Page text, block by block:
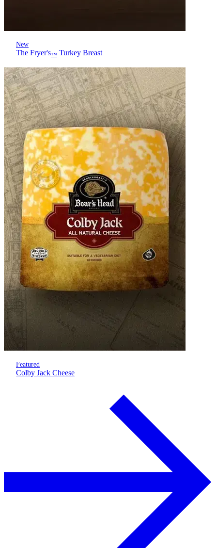
New
The Fryer's™ Turkey Breast
Featured
Colby Jack Cheese